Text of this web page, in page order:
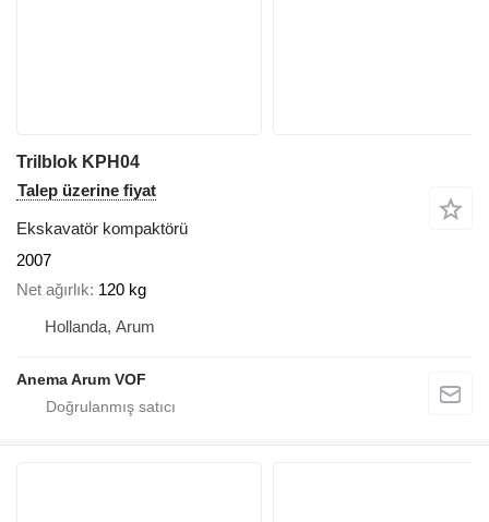
Trilblok KPH04
Talep üzerine fiyat
Ekskavatör kompaktörü
2007
Net ağırlık 120 kg
Hollanda, Arum
Anema Arum VOF